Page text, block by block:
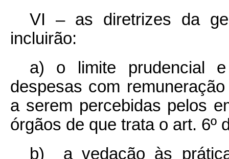
VI – as diretrizes da
incluirão:
a) o limite prudencial
despesas com
a serem percebidas pelos
órgãos de que trata o art. 6º
b) a vedação às